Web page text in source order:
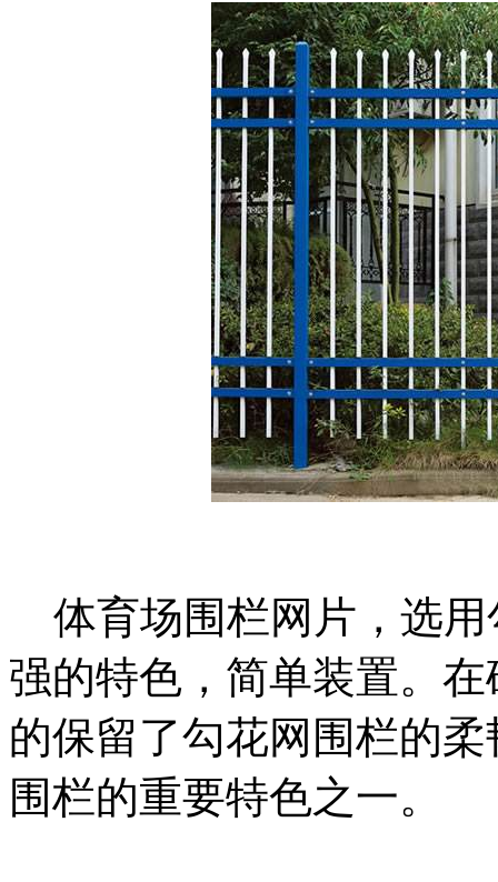
体育场围栏网片，选用
强的特色，简单装置。
的保留了勾花网围栏的
围栏的重要特色之一。